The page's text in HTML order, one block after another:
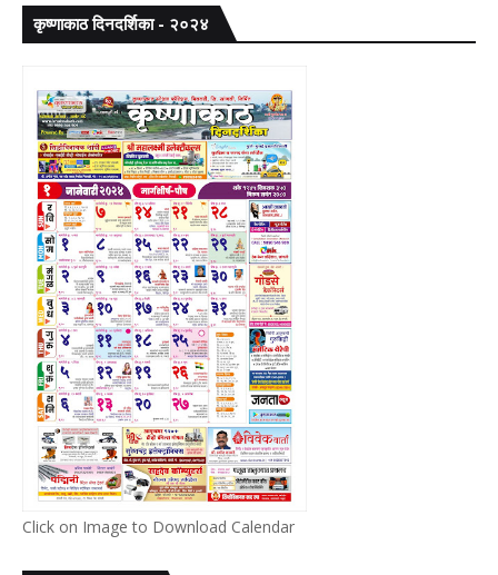
कृष्णाकाठ दिनदर्शिका - २०२४
Click on Image to Download Calendar